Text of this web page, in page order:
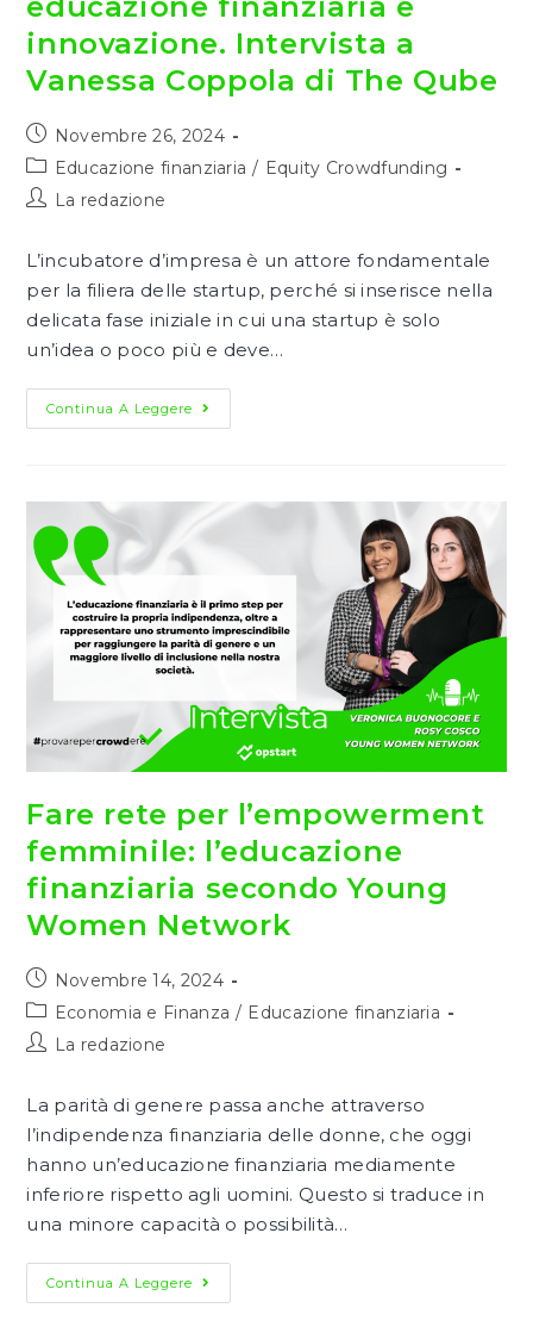
innovazione. Intervista a
Vanessa Coppola di The Qube
Articolo
pubblicato:
Novembre 26, 2024
Categoria
dell'articolo:
Educazione finanziaria / Equity Crowdfunding
AutoreLa redazione
L’incubatore d’impresa è un attore fondamentale
per la filiera delle startup, perché si inserisce nella
delicata fase iniziale in cui una startup è solo
un’idea o poco più e deve…
Continua A Leggere Il
Ruolo
Finanziaria
Intervista
A
Coppola
Di
The
Qube
Fare rete per l’empowerment
femminile: l’educazione
finanziaria secondo Young
Women Network
Articolo
pubblicato:
Novembre 14, 2024
Categoria
dell'articolo:
Economia e Finanza / Educazione finanziaria
AutoreLa redazione
La parità di genere passa anche attraverso
l’indipendenza finanziaria delle donne, che oggi
hanno un’educazione finanziaria mediamente
inferiore rispetto agli uomini. Questo si traduce in
una minore capacità o possibilità…
Continua A Leggere Fare
Rete